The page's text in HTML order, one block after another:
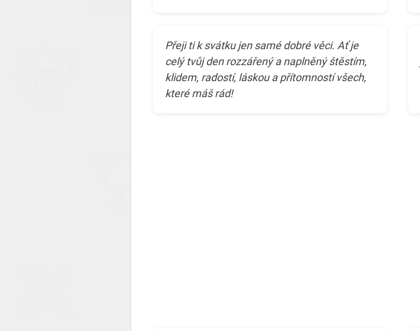
Přeji ti k svátku jen samé dobré věci. Ať je
celý tvůj den rozzářený a naplněný štěstím,
klidem, radostí, láskou a přítomností všech,
které máš rád!